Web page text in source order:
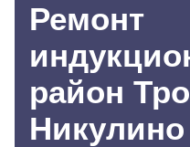
Ремонт
район
Никулино